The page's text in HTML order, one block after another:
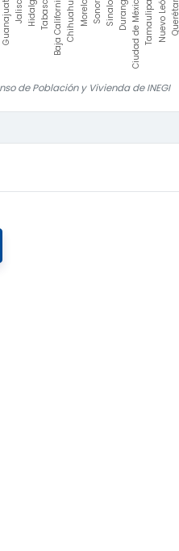
GuanajuatoJalisco HidalgoTabascoBaja CaliforniaChihuahua Morelos Sonora Sinaloa DurangoCiudad de MéxicoTamaulipasNuevo LeónQuerétaro
de Población y Vivienda de INEGI